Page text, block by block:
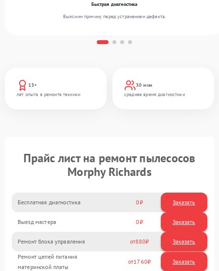
13+
лет опыта в ремонте техники
30 мин
среднее время диагностики
Быстрая диагностика
Выясним причину перед устранением дефекта.
Прайс лист на ремонт пылесосов
Morphy Richards
Бесплатная диагностика 0 Заказать
Выезд мастера 0 Заказать
Ремонт блока управления 880
Ремонт цепей питания
материнской платы
1760